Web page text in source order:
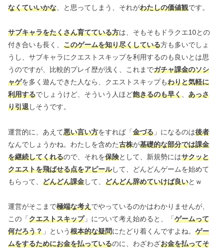
なくていいかな 、と思ってしまう、それがわたしの価値観です。
サブキャラをたくさん育てている方は、そもそもドラクエ10との
付き合いも長く、 このゲームを知り尽くしている方も多いでしょ
うし、サブキャラにクエストスキップを利用するのも良いとは思
うのですが、比較的プレイ歴が浅く、これまでガチャ課金のソシ
ャゲを多く遊んできた人なら、クエストスキップもわりと気軽に
利用するでしょうけど、そういう人ほど飽きるのも早く、 あっさ
り引退しそうです。
運営的に、あえて悪い言い方をすれば「金づる 」になるのは後者
なんでしょうかね。わたしを含めた古株が基礎的な部分では課金
を継続してくれるので、それを保険として、新規勢にはサクッと
クエストを飛ばせる点をアピールして、どんどんゲームを始めて
もらって、 どんどん課金して、 どんどん辞めていけば良いとｗ
運営がそこまで極端な考えでやっているのかはわかりませんが、
この「クエストスキップ」について考え始めると、「ゲームって
何だろう？ 」という根本的な疑問にたどり着くんですよね。 ゲー
ムをするためにお金を払っているのに、わざわざお金を払ってそ